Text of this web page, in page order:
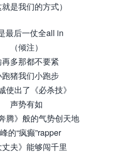
是我们的方式）
最后一仗全all in
（倾注）
多那都不要紧
猪我们小跑步
使出了《必杀技》
声势有如
腾》般的气势创天地
的“疯癫”rapper
夫》能够闯千里